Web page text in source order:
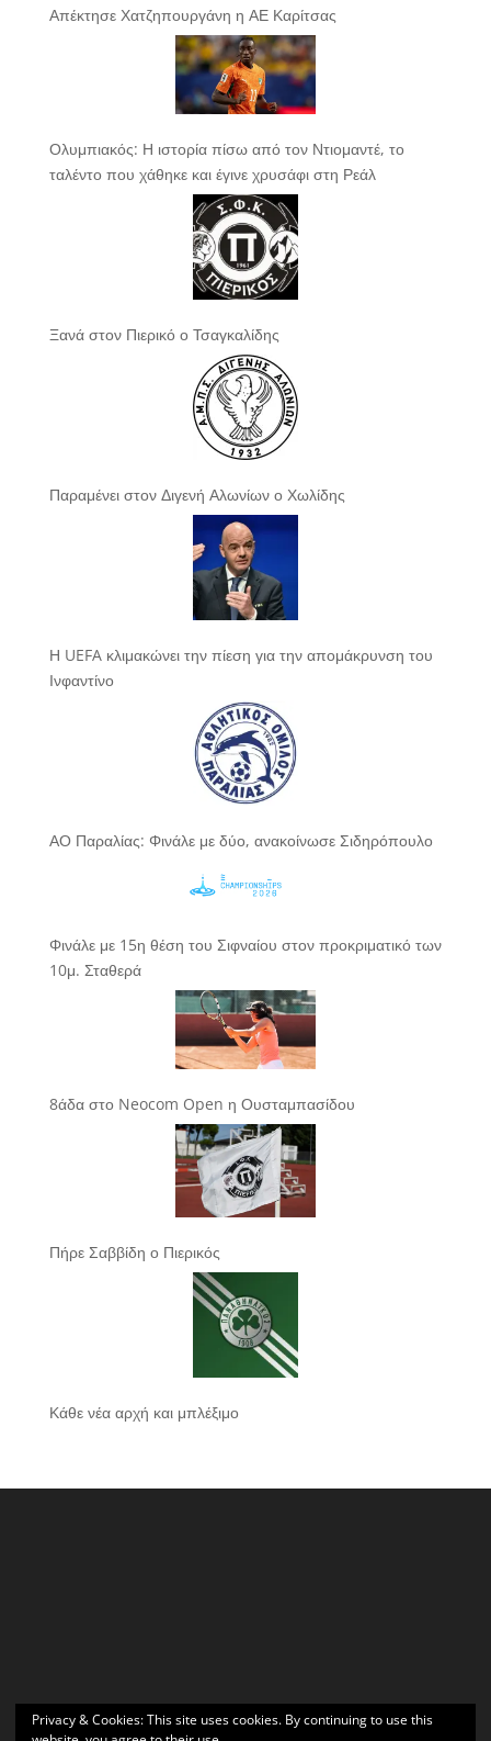
Απέκτησε Χατζηπουργάνη η ΑΕ Καρίτσας
Ολυμπιακός: Η ιστορία πίσω από τον Ντιομαντέ, το
ταλέντο που χάθηκε και έγινε χρυσάφι στη Ρεάλ
Ξανά στον Πιερικό ο Τσαγκαλίδης
Παραμένει στον Διγενή Αλωνίων ο Χωλίδης
Η UEFA κλιμακώνει την πίεση για την απομάκρυνση του
Ινφαντίνο
ΑΟ Παραλίας: Φινάλε με δύο, ανακοίνωσε Σιδηρόπουλο
Φινάλε με 15η θέση του Σιφναίου στον προκριματικό των
10μ. Σταθερά
8άδα στο Neocom Open η Ουσταμπασίδου
Πήρε Σαββίδη ο Πιερικός
Κάθε νέα αρχή και μπλέξιμο
Privacy & Cookies: This site uses cookies. By continuing to use this